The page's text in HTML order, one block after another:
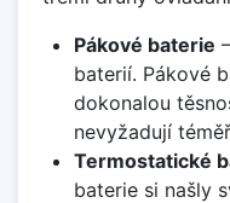
Pákové baterie
baterií. Pákové
dokonalou
nevyžadují
Termostatické
baterie si našly